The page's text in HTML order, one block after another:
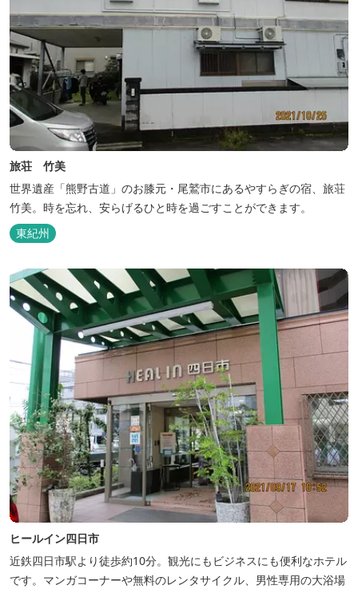
旅荘 竹美
世界遺産「熊野古道」のお膝元・尾鷲市にあるやすらぎの宿、旅荘
竹美。時を忘れ、安らげるひと時を過ごすことができます。
東紀州
ヒールイン四日市
近鉄四日市駅より徒歩約10分。観光にもビジネスにも便利なホテル
です。マンガコーナーや無料のレンタサイクル、男性専用の大浴場